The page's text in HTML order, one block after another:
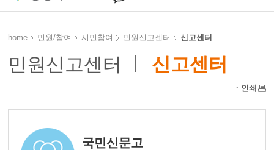
home 민원/참여 시민참여 민원신고센터 신고센터
민원신고센터 신고센터
ㆍ인쇄
국민신문고